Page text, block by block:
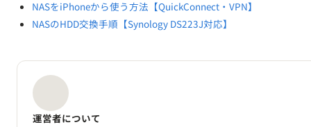
NASをiPhoneから使う方法【QuickConnect・VPN】
NASのHDD交換手順【Synology DS223J対応】
運営者について